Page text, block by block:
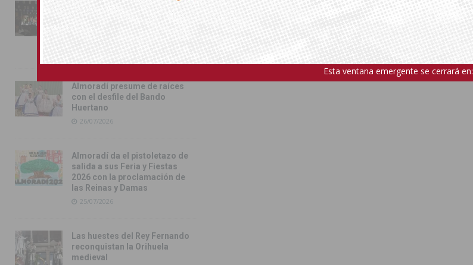
Pilar de la Horadada
conmemora con emoción el
40º aniversario de su
independencia como municipio
Almoradí presume de raíces
con el desfile del Bando
Huertano
26/07/2026
Almoradí da el pistoletazo de
salida a sus Feria y Fiestas
2026 con la proclamación de
las Reinas y Damas
25/07/2026
Las huestes del Rey Fernando
reconquistan la Orihuela
medieval
Esta ventana emergente se cerrará en: